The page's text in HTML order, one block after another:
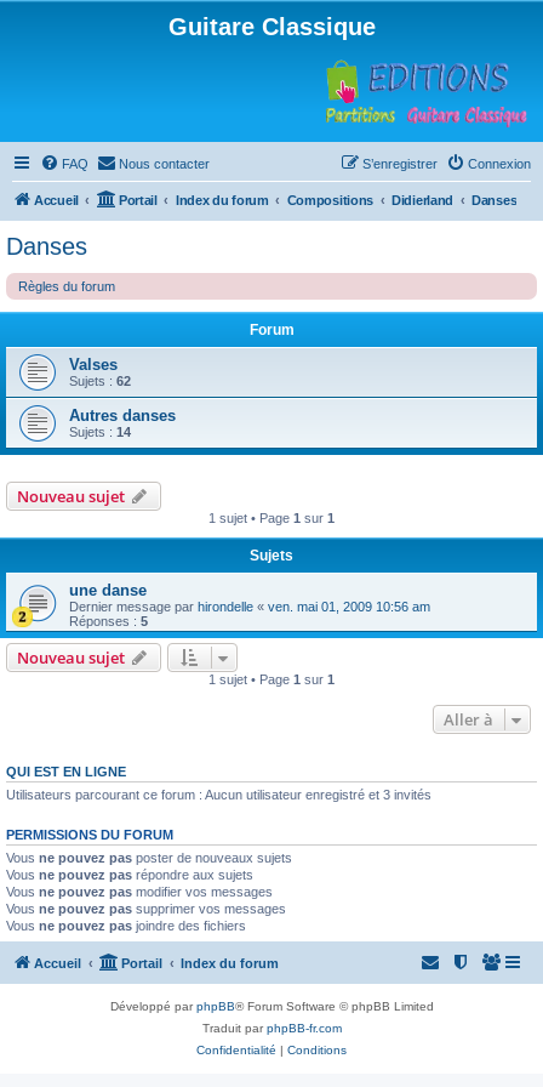
Guitare Classique
FAQ Nous contacter Connexion
S’enregistrer
Accueil Portail Index du forum Compositions Didierland Danses
Danses
Règles du forum
Forum
Valses
Sujets : 62
Autres danses
Sujets : 14
Nouveau sujet
1 sujet • Page 1 sur 1
Sujets
une danse
Dernier message par hirondelle « ven. mai 01, 2009 10:56 am
Réponses : 5
Nouveau sujet
1 sujet • Page 1 sur 1
Aller à
QUI EST EN LIGNE
Utilisateurs parcourant ce forum : Aucun utilisateur enregistré et 3 invités
PERMISSIONS DU FORUM
Vous ne pouvez pas poster de nouveaux sujets
Vous ne pouvez pas répondre aux sujets
Vous ne pouvez pas modifier vos messages
Vous ne pouvez pas supprimer vos messages
Vous ne pouvez pas joindre des fichiers
Accueil Portail Index du forum
Développé parphpBB® Forum Software © phpBB Limited
Traduit parphpBB-fr.com
Confidentialité | Conditions